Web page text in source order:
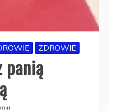
ZDROWIE
panią